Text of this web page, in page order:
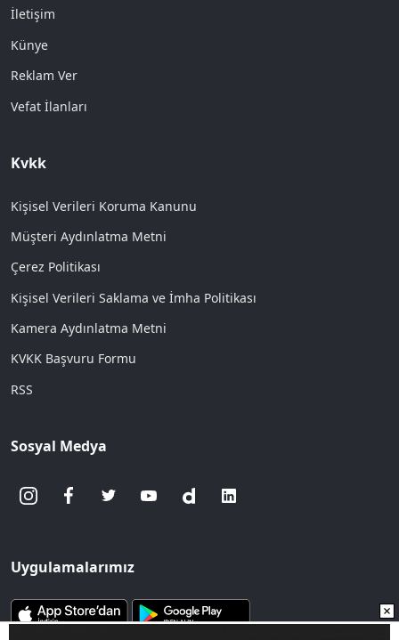
İletişim
Künye
Reklam Ver
Vefat İlanları
Kvkk
Kişisel Verileri Koruma Kanunu
Müşteri Aydınlatma Metni
Çerez Politikası
Kişisel Verileri Saklama ve İmha Politikası
Kamera Aydınlatma Metni
KVKK Başvuru Formu
RSS
Sosyal Medya
Uygulamalarımız